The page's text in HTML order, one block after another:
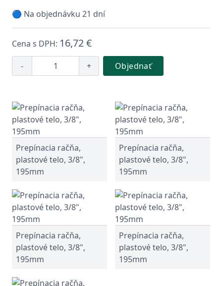
🔵 Na objednávku 21 dní
Cena s DPH: 16,72 €
- + Objednať
Prepínacia račňa,
plastové telo, 3/8",
195mm
Prepínacia račňa,
plastové telo, 3/8",
195mm
Prepínacia račňa,
plastové telo, 3/8",
195mm
Prepínacia račňa,
plastové telo, 3/8",
195mm